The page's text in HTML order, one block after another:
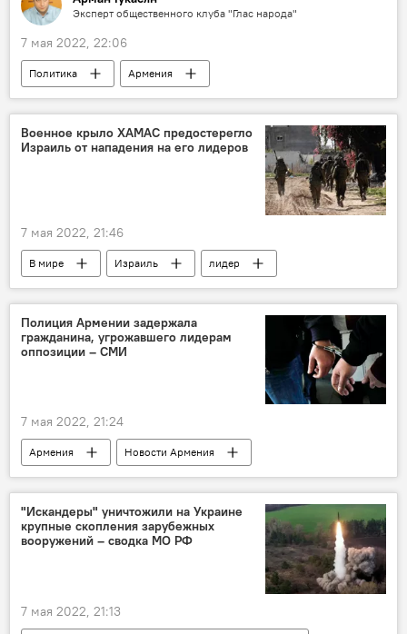
Эксперт общественного клуба "Глас народа"
7 мая 2022, 22:06
Политика
Армения
Новости Армения
оппозиция
Колумнисты
Военное крыло ХАМАС предостерегло
Израиль от нападения на его лидеров
7 мая 2022, 21:46
В мире Израиль
лидер
нападение
Полиция Армении задержала
гражданина, угрожавшего лидерам
оппозиции – СМИ
7 мая 2022, 21:24
Армения
Новости Армения
Политика
Общество
полиция
гражданин
оппозиция СМИ
"Искандеры" уничтожили на Украине
крупные скопления зарубежных
вооружений – сводка МО РФ
7 мая 2022, 21:13